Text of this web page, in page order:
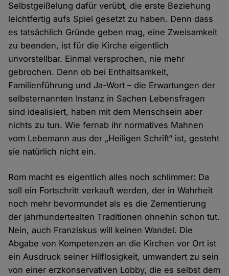
Selbstgeißelung dafür verübt, die erste Beziehung
leichtfertig aufs Spiel gesetzt zu haben. Denn dass
es tatsächlich Gründe geben mag, eine Zweisamkeit
zu beenden, ist für die Kirche eigentlich
unvorstellbar. Einmal versprochen, nie mehr
gebrochen. Denn ob bei Enthaltsamkeit,
Familienführung und Ja-Wort – die Erwartungen der
selbsternannten Instanz in Sachen Lebensfragen
sind idealisiert, haben mit dem Menschsein aber
nichts zu tun. Wie fernab ihr normatives Mahnen
vom Lebemann aus der „Heiligen Schrift“ ist, gesteht
sie natürlich nicht ein.
Rom macht es eigentlich alles noch schlimmer: Da
soll ein Fortschritt verkauft werden, der in Wahrheit
noch mehr bevormundet als es die Zementierung
der jahrhundertealten Traditionen ohnehin schon tut.
Nein, auch Franziskus will keinen Wandel. Die
Abgabe von Kompetenzen an die Kirchen vor Ort ist
ein Ausdruck seiner Hilflosigkeit, umwandert zu sein
von einer erzkonservativen Lobby, die es selbst dem